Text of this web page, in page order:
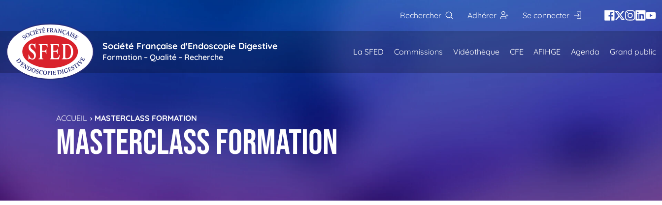
Rechercher
Adhérer Se connecter
Société Française d'Endoscopie Digestive
Formation – Qualité – Recherche
La SFED Commissions Vidéothèque CFE AFIHGE Agenda Grand public
ACCUEIL MASTERCLASS FORMATION
Masterclass Formation